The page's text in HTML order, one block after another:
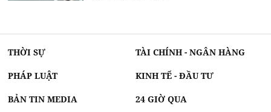
THỜI SỰ TÀI CHÍNH - NGÂN HÀNG
PHÁP LUẬT KINH TẾ - ĐẦU TƯ
BẢN TIN MEDIA 24 GIỜ QUA